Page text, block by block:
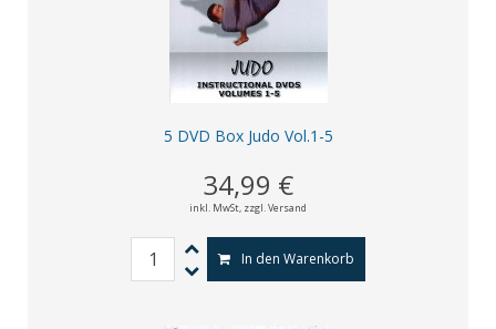
5 DVD Box Judo Vol.1-5
34,99 €
inkl. MwSt, zzgl. Versand
In den Warenkorb